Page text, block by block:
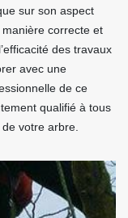
sur son aspect
correcte et
des travaux
avec une
de ce
qualifié à tous
votre arbre.